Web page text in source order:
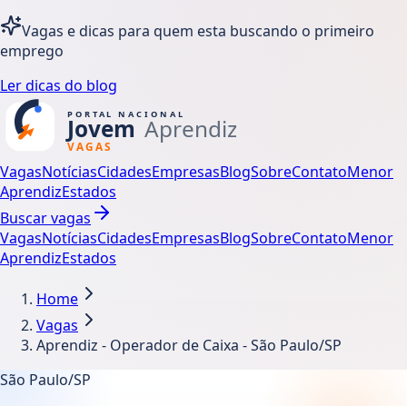
Vagas e dicas para quem esta buscando o primeiro
emprego
Ler dicas do blog
VagasNotíciasCidadesEmpresasBlogSobreContatoMenor
AprendizEstados
Buscar vagas
VagasNotíciasCidadesEmpresasBlogSobreContatoMenor
AprendizEstados
Home
Vagas
Aprendiz - Operador de Caixa - São Paulo/SP
São Paulo/SP